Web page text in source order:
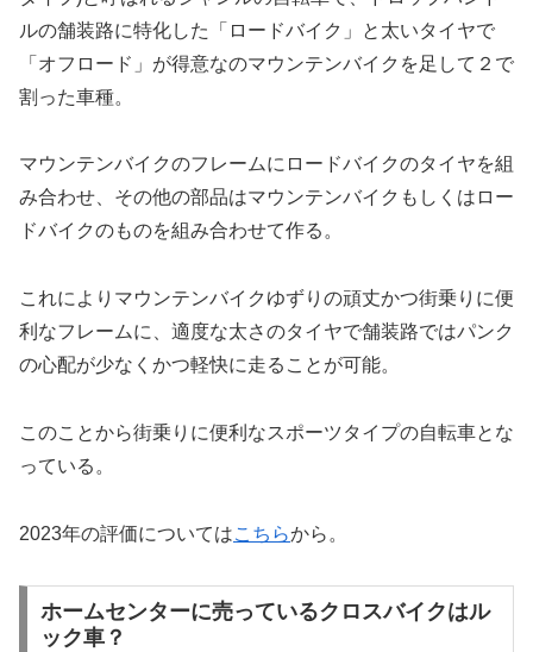
ルの舗装路に特化した「ロードバイク」と太いタイヤで
「オフロード」が得意なのマウンテンバイクを足して２で
割った車種。
マウンテンバイクのフレームにロードバイクのタイヤを組
み合わせ、その他の部品はマウンテンバイクもしくはロー
ドバイクのものを組み合わせて作る。
これによりマウンテンバイクゆずりの頑丈かつ街乗りに便
利なフレームに、適度な太さのタイヤで舗装路ではパンク
の心配が少なくかつ軽快に走ることが可能。
このことから街乗りに便利なスポーツタイプの自転車とな
っている。
2023年の評価についてはこちらから。
ホームセンターに売っているクロスバイクはル
ック車？